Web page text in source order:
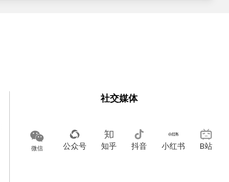
社交媒体
微信 公众号 知乎 抖音 小红书 B站